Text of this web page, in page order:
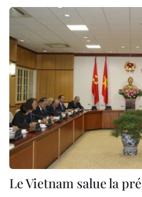
Le Vietnam salue la